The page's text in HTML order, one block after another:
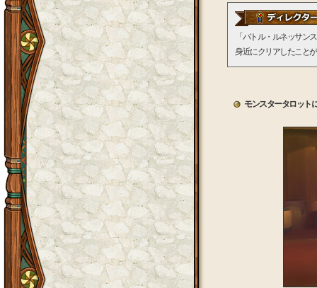
「バトル・ルネッサン
身近にクリアしたこと
モンスタータロット